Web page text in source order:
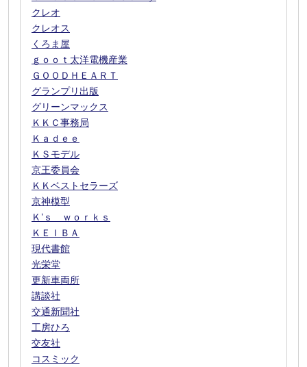
クレオ
クレオス
くろま屋
ｇｏｏｔ太洋電機産業
ＧＯＯＤＨＥＡＲＴ
グランプリ出版
グリーンマックス
ＫＫＣ事務局
Ｋａｄｅｅ
ＫＳモデル
京王委員会
ＫＫベストセラーズ
京神模型
Ｋ’ｓ ｗｏｒｋｓ
ＫＥＩＢＡ
現代書館
光栄堂
更新車両所
講談社
交通新聞社
工房ひろ
交友社
コスミック